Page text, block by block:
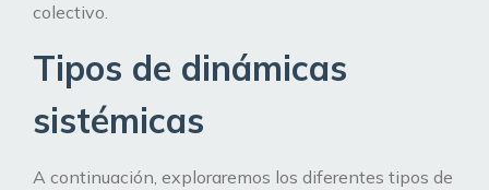
colectivo.
Tipos de dinámicas
sistémicas
A continuación, exploraremos los diferentes tipos de